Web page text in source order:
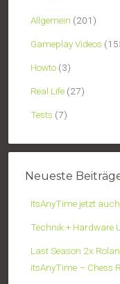
Allgemein (201)
Gameplay Videos
Howto (3)
Real Life (27)
Tests (7)
Neueste
ItsAnyTime jetzt
Technik + Hardware
Last Season 2x
itsAnyTime – Chess